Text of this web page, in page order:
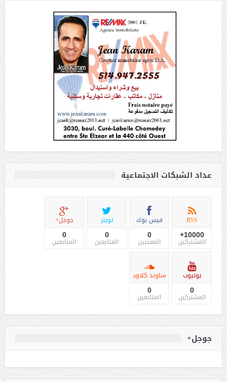
عداد الشبكات الاجتماعية
RSS
10000+
المشتركين
فيس بوك
0
المعجبين
تويتر
0
المتابعين
جوجل+
0
المتابعين
يوتيوب
0
المشتركين
ساوند كلاود
0
المتابعين
جوجل+